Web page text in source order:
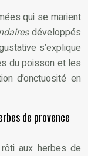
qui se marient
développés
s’explique
du poisson et les
d’onctuosité en
de provence
aux herbes de